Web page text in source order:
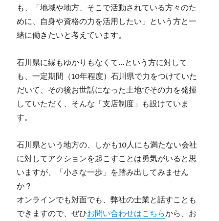
も、「地域や地方、そこで活動されている方々のた
めに、自身や資格の力を活用したい」という方と一
緒に働きたいと考えています。
石川県に縁もゆかりもなくて…という方に対して
も、一定期間（10年程度）石川県で力をつけていた
だいて、その後お世話になった土地でその力を発揮
していただく、そんな「支店制度」も設けていま
す。
石川県という地方の、しかも10人にも満たない会社
に対してアクションを起こすことは勇気がいると思
いますが、「小さな一歩」を踏み出してみません
か？
オンラインでも対面でも、弊社の士業と話すことも
できますので、ぜひお問い合わせはこちらから、お